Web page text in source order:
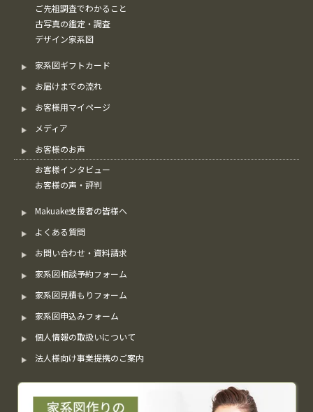
ご先祖調査でわかること
古写真の鑑定・調査
デザイン家系図
家系図ギフトカード
お届けまでの流れ
お客様用マイページ
メディア
お客様のお声
お客様インタビュー
お客様の声・評判
Makuake支援者の皆様へ
よくある質問
お問い合わせ・資料請求
家系図相談予約フォーム
家系図見積もりフォーム
家系図申込みフォーム
個人情報の取扱いについて
法人様向け事業提携のご案内